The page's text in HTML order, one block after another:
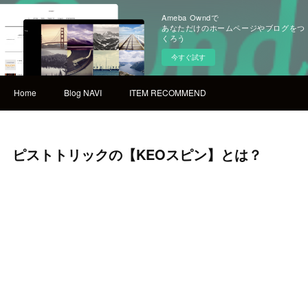
Ameba Owndで
あなただけのホームページやブログをつ
くろう
今すぐ試す
Home Blog NAVI ITEM RECOMMEND
ピストトリックの【KEOスピン】とは？